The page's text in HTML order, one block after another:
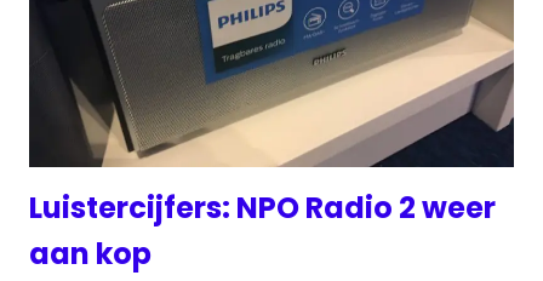
Luistercijfers: NPO Radio 2 weer
aan kop